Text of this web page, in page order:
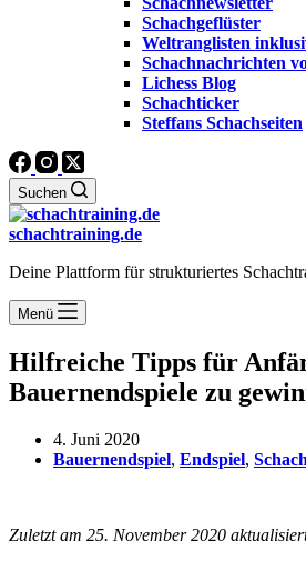
Schachgeflüster
Weltranglisten
Schachnachrichten
Lichess Blog
Schachticker
Steffans Schachseiten
Suchen
schachtraining.de
Deine Plattform für strukturiertes
Menü
Hilfreiche Tipps für
Bauernendspiele zu
4. Juni 2020
Bauernendspiel, Endspiel,
Zuletzt am 25. November 2020